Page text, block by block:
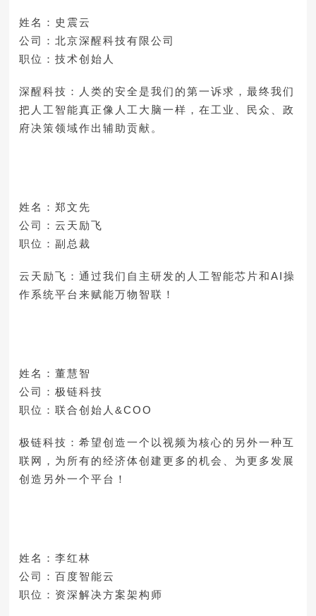
姓名：史震云
公司：北京深醒科技有限公司
职位：技术创始人
深醒科技：人类的安全是我们的第一诉求，最终我们
把人工智能真正像人工大脑一样，在工业、民众、政
府决策领域作出辅助贡献。
姓名：郑文先
公司：云天励飞
职位：副总裁
云天励飞：通过我们自主研发的人工智能芯片和AI操
作系统平台来赋能万物智联！
姓名：董慧智
公司：极链科技
职位：联合创始人&COO
极链科技：希望创造一个以视频为核心的另外一种互
联网，为所有的经济体创建更多的机会、为更多发展
创造另外一个平台！
姓名：李红林
公司：百度智能云
职位：资深解决方案架构师